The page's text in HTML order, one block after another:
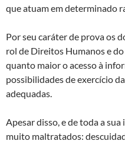
que atuam em determinado
Por seu caráter de prova os
rol de Direitos Humanos e
quanto maior o acesso à
possibilidades de exercício
adequadas.
Apesar disso, e de toda a
muito maltratados: